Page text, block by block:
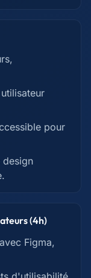
pour
design
(4h)
Figma,